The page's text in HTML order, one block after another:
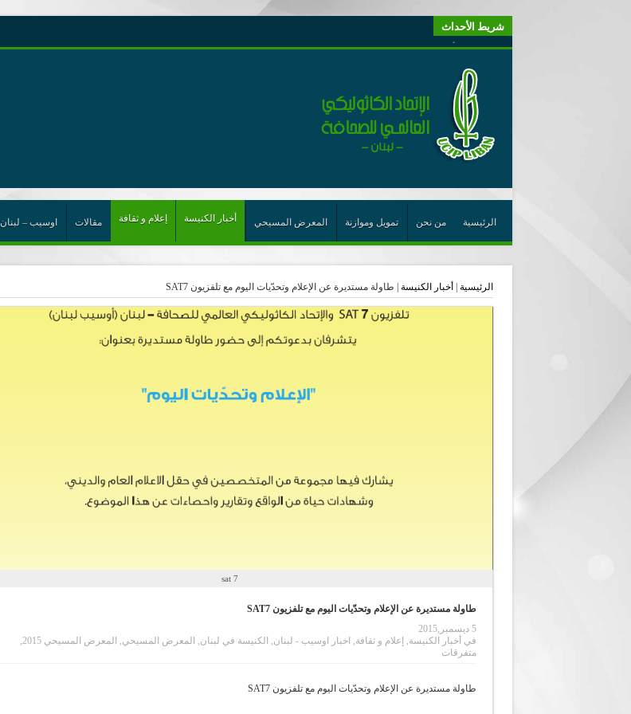
شريط الأحداث
“لبنانيون من أجل الكيان” (اتحاد اورا) : طرح رئيس الجمهورية حول اللامركزية الموسعة شرط واجب للخروج من حالة الجمود
“الوحدة في التعدّد: إعادة بناء الديمقراطيّة التوافقيّة في لبنان”
يتبع في معنى الأعجوبة
ترشيح أسعد جوان لجائزة نوبل يعزّز تثبيت
احتفالات عيد القديس شربل تتواصل في بقاعكفرا…
الأعجوبة في المسيحيّة: معنًى وحدًّا
من يختصر الله يجعل الدين خطرًا
أيّ عيش مشترك نريد؟
الرئيسية من نحن تمويل وموازنة المعرض المسيحي أخبار الكنيسة إعلام و ثقافة مقالات اوسيب – لبنان
الرئيسية أخبار الكنيسة طاولة مستديرة عن الإعلام وتحدّيات اليوم مع تلفزيون SAT7
sat 7
طاولة مستديرة عن الإعلام وتحدّيات اليوم مع تلفزيون SAT7
5 ديسمبر,2015
في أخبار الكنيسة, إعلام و ثقافة, اخبار اوسيب - لبنان, الكنيسة في لبنان, المعرض المسيحي, المعرض المسيحي 2015
,
متفرقات
طاولة مستديرة عن الإعلام وتحدّيات اليوم مع تلفزيون SAT7